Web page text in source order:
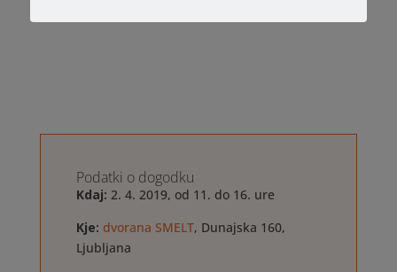
Podatki o dogodku
Kdaj: 2. 4. 2019, od 11. do 16. ure
Kje: dvorana SMELT, Dunajska 160,
Ljubljana